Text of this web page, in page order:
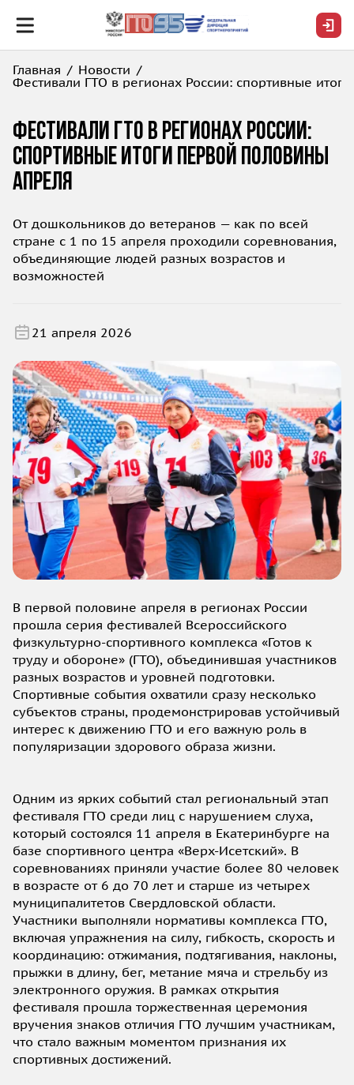
Главная
Новости
Фестивали ГТО в регионах России: спортивные
Фестивали ГТО в регионах России:
спортивные итоги первой половины
апреля
От дошкольников до ветеранов — как по всей
стране с 1 по 15 апреля проходили соревнования,
объединяющие людей разных возрастов и
возможностей
21 апреля 2026
В первой половине апреля в регионах России
прошла серия фестивалей Всероссийского
физкультурно-спортивного комплекса «Готов к
труду и обороне» (ГТО), объединившая участников
разных возрастов и уровней подготовки.
Спортивные события охватили сразу несколько
субъектов страны, продемонстрировав устойчивый
интерес к движению ГТО и его важную роль в
популяризации здорового образа жизни.
Одним из ярких событий стал региональный этап
фестиваля ГТО среди лиц с нарушением слуха,
который состоялся 11 апреля в Екатеринбурге на
базе спортивного центра «Верх-Исетский». В
соревнованиях приняли участие более 80 человек
в возрасте от 6 до 70 лет и старше из четырех
муниципалитетов Свердловской области.
Участники выполняли нормативы комплекса ГТО,
включая упражнения на силу, гибкость, скорость и
координацию: отжимания, подтягивания, наклоны,
прыжки в длину, бег, метание мяча и стрельбу из
электронного оружия. В рамках открытия
фестиваля прошла торжественная церемония
вручения знаков отличия ГТО лучшим участникам,
что стало важным моментом признания их
спортивных достижений.